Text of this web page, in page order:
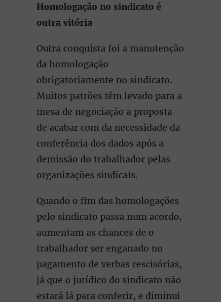
Homologação no sindicato é
outra vitória
Outra conquista foi a manutenção
da homologação
obrigatoriamente no sindicato.
Muitos patrões têm levado para a
mesa de negociação a proposta
de acabar com da necessidade da
conferência dos dados após a
demissão do trabalhador pelas
organizações sindicais.
Quando o fim das homologações
pelo sindicato passa num acordo,
aumentam as chances de o
trabalhador ser enganado no
pagamento de verbas rescisórias,
já que o jurídico do sindicato não
estará lá para conferir, e diminui